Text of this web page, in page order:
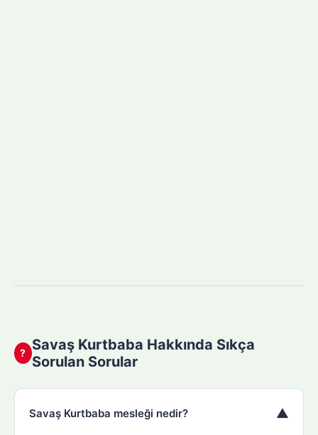
? Savaş Kurtbaba Hakkında Sıkça
Sorulan Sorular
Savaş Kurtbaba mesleği nedir? ▼